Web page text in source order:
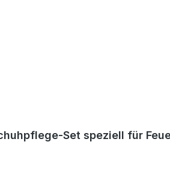
von 5 von 5 Sternen
Set speziell für